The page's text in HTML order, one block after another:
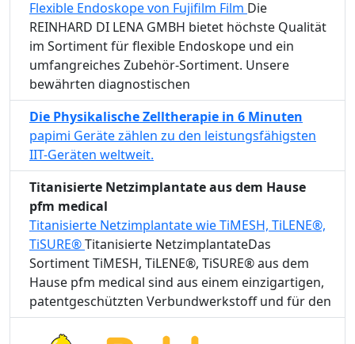
Flexible Endoskope von Fujifilm Film Die
REINHARD DI LENA GMBH bietet höchste Qualität
im Sortiment für flexible Endoskope und ein
umfangreiches Zubehör-Sortiment. Unsere
bewährten diagnostischen
Die Physikalische Zelltherapie in 6 Minuten
papimi Geräte zählen zu den leistungsfähigsten
IIT-Geräten weltweit.
Titanisierte Netzimplantate aus dem Hause
pfm medical
Titanisierte Netzimplantate wie TiMESH, TiLENE®,
TiSURE®Titanisierte NetzimplantateDas
Sortiment TiMESH, TiLENE®, TiSURE® aus dem
Hause pfm medical sind aus einem einzigartigen,
patentgeschützten Verbundwerkstoff und für den